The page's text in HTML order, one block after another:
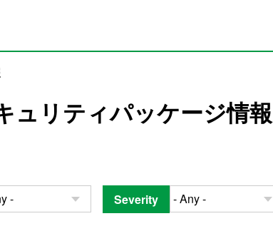
ュリティパッケージ情報
Severity